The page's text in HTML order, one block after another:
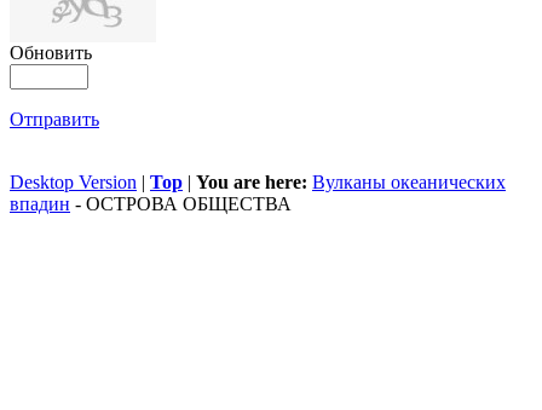
Обновить
Отправить
Desktop Version | Top | You are here: Вулканы океанических
впадин - ОСТРОВА ОБЩЕСТВА